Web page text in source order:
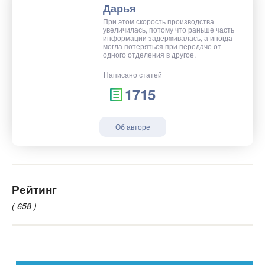
Дарья
При этом скорость производства
увеличилась, потому что раньше часть
информации задерживалась, а иногда
могла потеряться при передаче от
одного отделения в другое.
Написано статей
1715
Об авторе
Рейтинг
( 658 )